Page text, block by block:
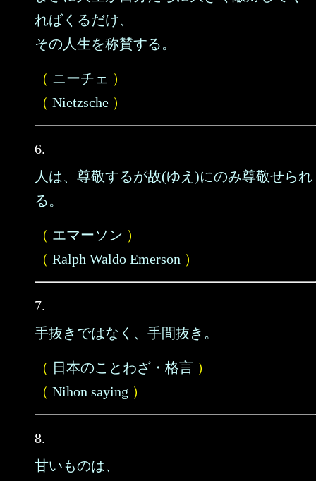
ればくるだけ、
その人生を称賛する。
（ ニーチェ ）
（ Nietzsche ）
6.
人は、尊敬するが故(ゆえ)にのみ尊敬せられ
る。
（ エマーソン ）
（ Ralph Waldo Emerson ）
7.
手抜きではなく、手間抜き。
（ 日本のことわざ・格言 ）
（ Nihon saying ）
8.
甘いものは、